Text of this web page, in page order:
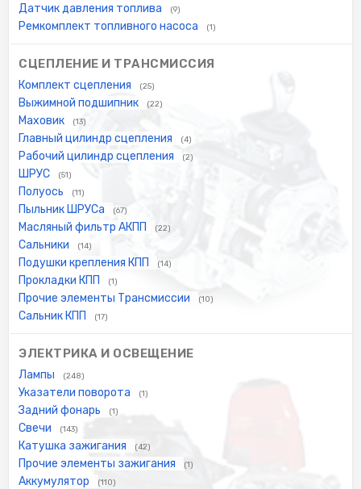
Датчик давления топлива (9)
Ремкомплект топливного насоса (1)
СЦЕПЛЕНИЕ И ТРАНСМИССИЯ
Комплект сцепления (25)
Выжимной подшипник (22)
Маховик (13)
Главный цилиндр сцепления (4)
Рабочий цилиндр сцепления (2)
ШРУС (51)
Полуось (11)
Пыльник ШРУСа (67)
Масляный фильтр АКПП (22)
Сальники (14)
Подушки крепления КПП (14)
Прокладки КПП (1)
Прочие элементы Трансмиссии (10)
Сальник КПП (17)
ЭЛЕКТРИКА И ОСВЕЩЕНИЕ
Лампы (248)
Указатели поворота (1)
Задний фонарь (1)
Свечи (143)
Катушка зажигания (42)
Прочие элементы зажигания (1)
Аккумулятор (110)